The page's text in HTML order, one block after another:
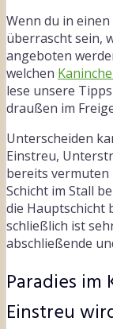
Wenn du in
überrascht sein,
angeboten
welchen
lese unsere
draußen im
Unterscheiden
Einstreu,
bereits
Schicht im Stall
die Hauptschicht
schließlich ist
abschließende
Paradies im
Einstreu